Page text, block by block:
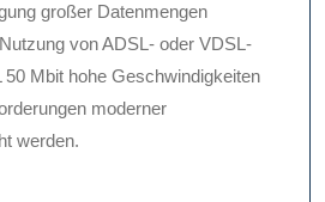
großer Datenmengen
von ADSL- oder VDSL-
50 Mbit hohe Geschwindigkeiten
moderner
werden.